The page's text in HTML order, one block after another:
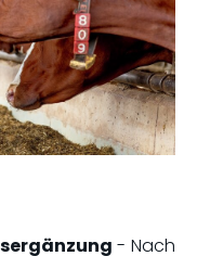
- Nach